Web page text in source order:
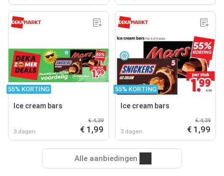
55% KORTING
Ice cream bars
3 dagen
€ 4,39
€ 1,99
55% KORTING
Ice cream bars
3 dagen
€ 4,39
€ 1,99
Alle aanbiedingen